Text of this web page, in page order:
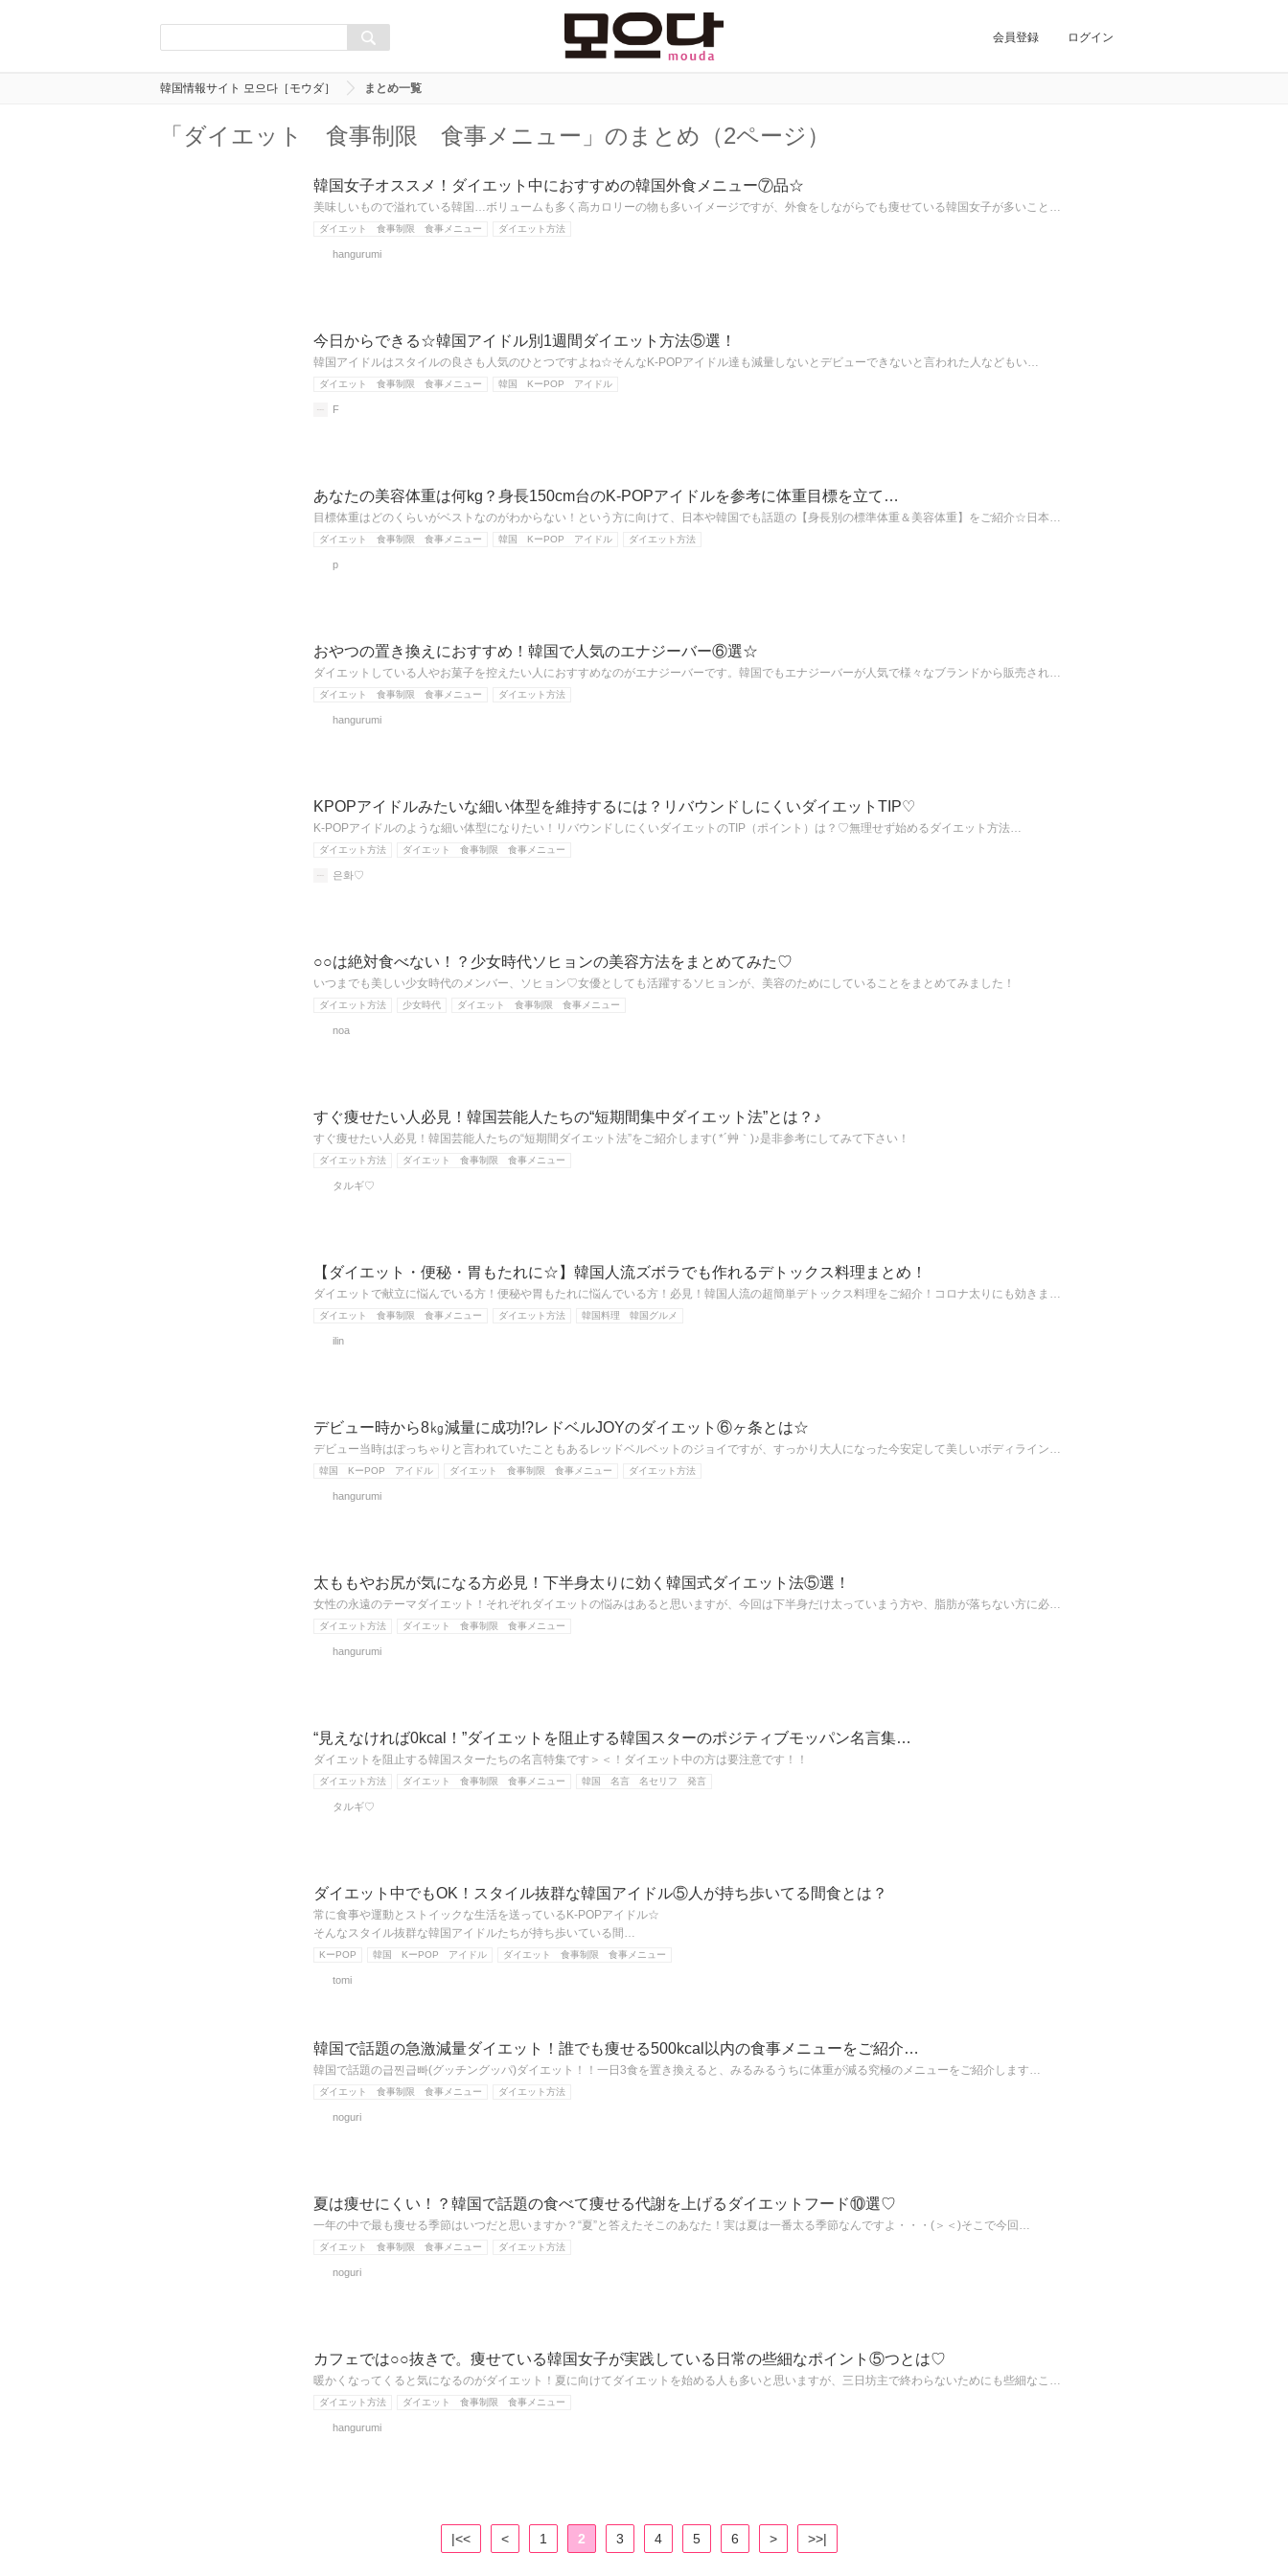
会員登録 ログイン
韓国情報サイト 모으다［モウダ］ まとめ一覧
「ダイエット 食事制限 食事メニュー」のまとめ（2ページ）
韓国女子オススメ！ダイエット中におすすめの韓国外食メニュー⑦品☆
美味しいもので溢れている韓国…ボリュームも多く高カロリーの物も多いイメージですが、外食をしながらでも痩せている韓国女子が多いこと…
ダイエット 食事制限 食事メニュー ダイエット方法
hangurumi
今日からできる☆韓国アイドル別1週間ダイエット方法⑤選！
韓国アイドルはスタイルの良さも人気のひとつですよね☆そんなK-POPアイドル達も減量しないとデビューできないと言われた人などもい…
ダイエット 食事制限 食事メニュー 韓国 KーPOP アイドル
F
あなたの美容体重は何kg？身長150cm台のK-POPアイドルを参考に体重目標を立て…
目標体重はどのくらいがベストなのがわからない！という方に向けて、日本や韓国でも話題の【身長別の標準体重＆美容体重】をご紹介☆日本…
ダイエット 食事制限 食事メニュー 韓国 KーPOP アイドル ダイエット方法
p
おやつの置き換えにおすすめ！韓国で人気のエナジーバー⑥選☆
ダイエットしている人やお菓子を控えたい人におすすめなのがエナジーバーです。韓国でもエナジーバーが人気で様々なブランドから販売され…
ダイエット 食事制限 食事メニュー ダイエット方法
hangurumi
KPOPアイドルみたいな細い体型を維持するには？リバウンドしにくいダイエットTIP♡
K-POPアイドルのような細い体型になりたい！リバウンドしにくいダイエットのTIP（ポイント）は？♡無理せず始めるダイエット方法…
ダイエット方法 ダイエット 食事制限 食事メニュー
은화♡
○○は絶対食べない！？少女時代ソヒョンの美容方法をまとめてみた♡
いつまでも美しい少女時代のメンバー、ソヒョン♡女優としても活躍するソヒョンが、美容のためにしていることをまとめてみました！
ダイエット方法 少女時代 ダイエット 食事制限 食事メニュー
noa
すぐ痩せたい人必見！韓国芸能人たちの“短期間集中ダイエット法”とは？♪
すぐ痩せたい人必見！韓国芸能人たちの“短期間ダイエット法”をご紹介します( *´艸｀)♪是非参考にしてみて下さい！
ダイエット方法 ダイエット 食事制限 食事メニュー
タルギ♡
【ダイエット・便秘・胃もたれに☆】韓国人流ズボラでも作れるデトックス料理まとめ！
ダイエットで献立に悩んでいる方！便秘や胃もたれに悩んでいる方！必見！韓国人流の超簡単デトックス料理をご紹介！コロナ太りにも効きま…
ダイエット 食事制限 食事メニュー ダイエット方法 韓国料理 韓国グルメ
ilin
デビュー時から8㎏減量に成功!?レドベルJOYのダイエット⑥ヶ条とは☆
デビュー当時はぽっちゃりと言われていたこともあるレッドベルベットのジョイですが、すっかり大人になった今安定して美しいボディライン…
韓国 KーPOP アイドル ダイエット 食事制限 食事メニュー ダイエット方法
hangurumi
太ももやお尻が気になる方必見！下半身太りに効く韓国式ダイエット法⑤選！
女性の永遠のテーマダイエット！それぞれダイエットの悩みはあると思いますが、今回は下半身だけ太っていまう方や、脂肪が落ちない方に必…
ダイエット方法 ダイエット 食事制限 食事メニュー
hangurumi
“見えなければ0kcal！”ダイエットを阻止する韓国スターのポジティブモッパン名言集…
ダイエットを阻止する韓国スターたちの名言特集です＞＜！ダイエット中の方は要注意です！！
ダイエット方法 ダイエット 食事制限 食事メニュー 韓国 名言 名セリフ 発言
タルギ♡
ダイエット中でもOK！スタイル抜群な韓国アイドル⑤人が持ち歩いてる間食とは？
常に食事や運動とストイックな生活を送っているK-POPアイドル☆
そんなスタイル抜群な韓国アイドルたちが持ち歩いている間…
KーPOP 韓国 KーPOP アイドル ダイエット 食事制限 食事メニュー
tomi
韓国で話題の急激減量ダイエット！誰でも痩せる500kcal以内の食事メニューをご紹介…
韓国で話題の급찐급빠(グッチングッパ)ダイエット！！一日3食を置き換えると、みるみるうちに体重が減る究極のメニューをご紹介します…
ダイエット 食事制限 食事メニュー ダイエット方法
noguri
夏は痩せにくい！？韓国で話題の食べて痩せる代謝を上げるダイエットフード⑩選♡
一年の中で最も痩せる季節はいつだと思いますか？“夏”と答えたそこのあなた！実は夏は一番太る季節なんですよ・・・(＞＜)そこで今回…
ダイエット 食事制限 食事メニュー ダイエット方法
noguri
カフェでは○○抜きで。痩せている韓国女子が実践している日常の些細なポイント⑤つとは♡
暖かくなってくると気になるのがダイエット！夏に向けてダイエットを始める人も多いと思いますが、三日坊主で終わらないためにも些細なこ…
ダイエット方法 ダイエット 食事制限 食事メニュー
hangurumi
|<< < 1 2 3 4 5 6 > >>|